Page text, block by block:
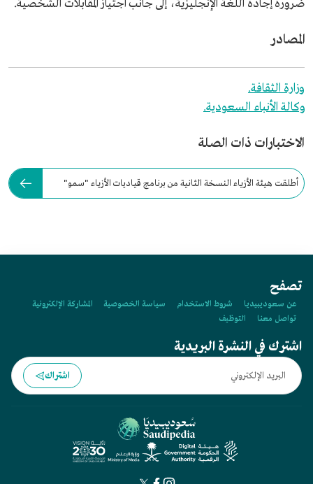
ضرورة إجادة اللغة الإنجليزية، إلى جانب اجتياز المقابلات الشخصية.
المصادر
وزارة الثقافة.
وكالة الأنباء السعودية.
الاختبارات ذات الصلة
أطلقت هيئة الأزياء النسخة الثانية من برنامج قياديات الأزياء "سمو"
تصفح
عن سعوديبيديا شروط الاستخدام سياسة الخصوصية
المشاركة الإلكترونية
تواصل معنا
التوظيف
اشترك في النشرة البريدية
اشتراك